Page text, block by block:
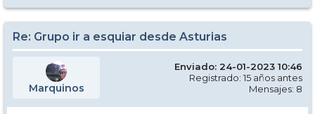
Re: Grupo ir a esquiar desde Asturias
Marquinos
Enviado: 24-01-2023 10:46
Registrado: 15 años antes
Mensajes: 8